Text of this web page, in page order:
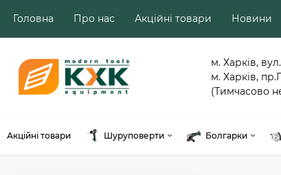
Головна Про нас Акційні товари Новини
м. Харків,
м. Харків,
(Тимчасово
Акційні товари Шуруповерти Болгарки